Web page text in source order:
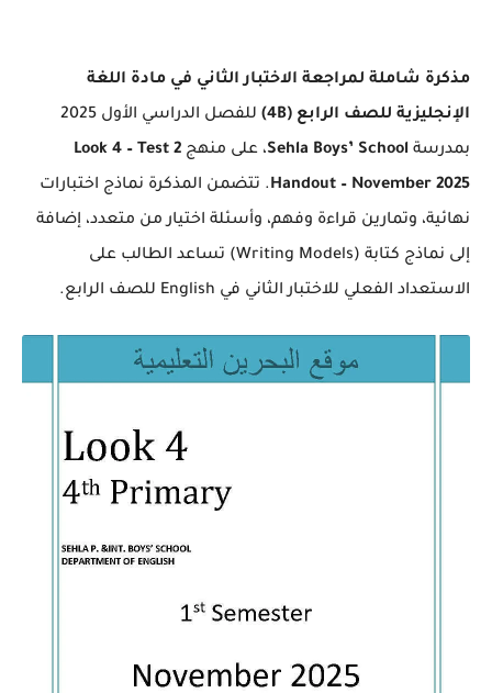
مذكرة شاملة لمراجعة الاختبار الثاني في مادة اللغة
الإنجليزية للصف الرابع (4B)
للفصل الدراسي الأول 2025
بمدرسة Sehla Boys’ School، على منهج Look 4 – Test 2
Handout – November 2025. تتضمن المذكرة نماذج اختبارات
نهائية، وتمارين قراءة وفهم، وأسئلة اختيار من متعدد، إضافة
إلى نماذج كتابة (Writing Models) تساعد الطالب على
الاستعداد الفعلي للاختبار الثاني في English للصف الرابع.